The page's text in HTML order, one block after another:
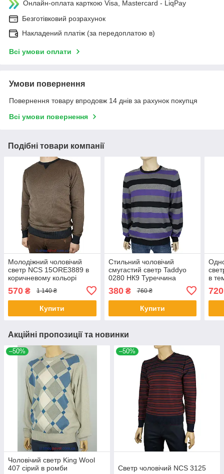
Онлайн-оплата карткою Visa, Mastercard - LiqPay
Безготівковий розрахунок
Накладений платіж (за передоплатою в)
Всі умови оплати
Умови повернення
Повернення товару впродовж 14 днів за рахунок покупця
Всі умови повернення
Подібні товари компанії
Молодіжний чоловічий
светр NCS 15ORE3889 в
коричневому кольорі
570 ₴ 1 140 ₴
Купити
Стильний чоловічий
смугастий светр Taddyo
0280 НК9 Туреччина
380₴ 760 ₴
Купити
в
720
Акційні пропозиції та новинки
–50%
Чоловічий светр King Wool
407 сірий в ромби
–50%
Светр чоловічий NCS 3125